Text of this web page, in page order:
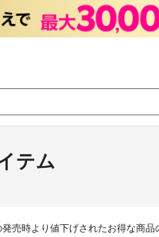
テム
売時より値下げされたお得な商